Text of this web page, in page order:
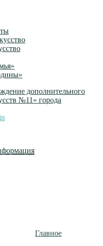
дополнительного
№11» города
Главное